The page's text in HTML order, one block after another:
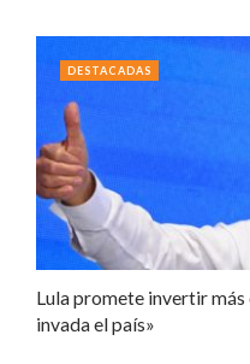
Lula promete invertir más
invada el país»
DESTACADAS